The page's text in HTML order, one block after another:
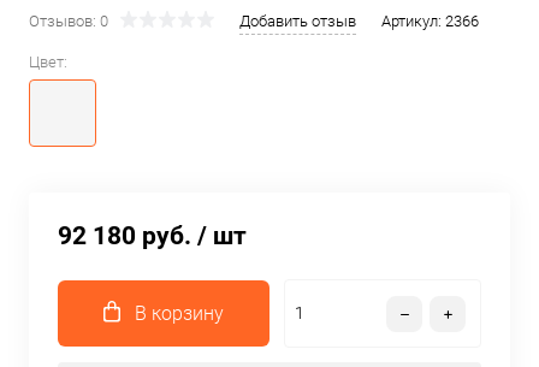
Отзывов: 0 Добавить отзыв Артикул: 2366
Цвет:
92 180 руб. / шт
В корзину